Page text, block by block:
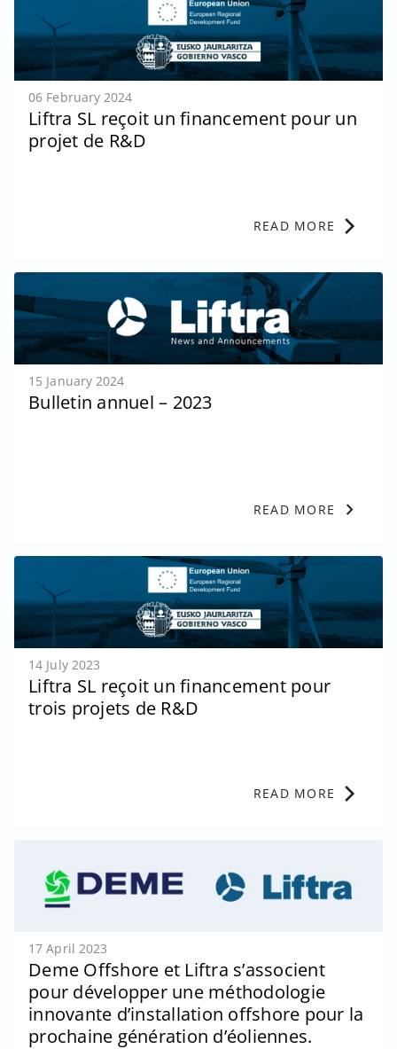
06 February 2024
Liftra SL reçoit un financement pour un
projet de R&D
READ MORE chevron_right
15 January 2024
Bulletin annuel – 2023
READ MORE chevron_right
14 July 2023
Liftra SL reçoit un financement pour
trois projets de R&D
READ MORE chevron_right
17 April 2023
Deme Offshore et Liftra s’associent
pour développer une méthodologie
innovante d’installation offshore pour la
prochaine génération d’éoliennes.